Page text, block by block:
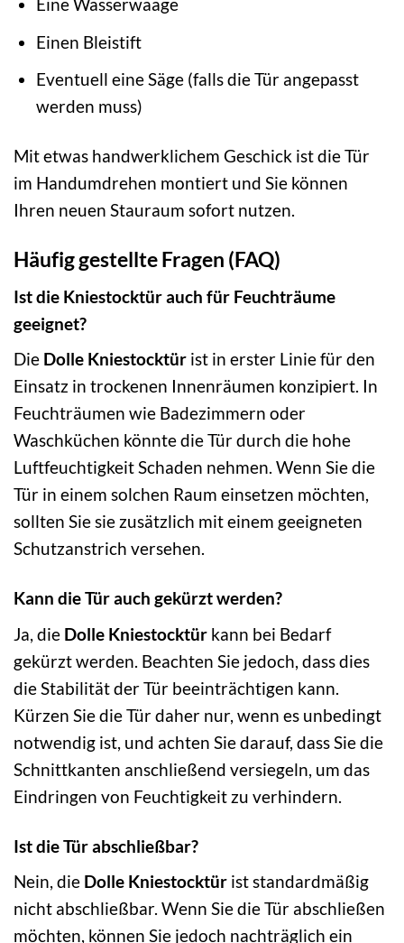
Eine Wasserwaage
Einen Bleistift
Eventuell eine Säge (falls die Tür angepasst
werden muss)
Mit etwas handwerklichem Geschick ist die Tür
im Handumdrehen montiert und Sie können
Ihren neuen Stauraum sofort nutzen.
Häufig gestellte Fragen (FAQ)
Ist die Kniestocktür auch für Feuchträume
geeignet?
Die Dolle Kniestocktür ist in erster Linie für den
Einsatz in trockenen Innenräumen konzipiert. In
Feuchträumen wie Badezimmern oder
Waschküchen könnte die Tür durch die hohe
Luftfeuchtigkeit Schaden nehmen. Wenn Sie die
Tür in einem solchen Raum einsetzen möchten,
sollten Sie sie zusätzlich mit einem geeigneten
Schutzanstrich versehen.
Kann die Tür auch gekürzt werden?
Ja, die Dolle Kniestocktür kann bei Bedarf
gekürzt werden. Beachten Sie jedoch, dass dies
die Stabilität der Tür beeinträchtigen kann.
Kürzen Sie die Tür daher nur, wenn es unbedingt
notwendig ist, und achten Sie darauf, dass Sie die
Schnittkanten anschließend versiegeln, um das
Eindringen von Feuchtigkeit zu verhindern.
Ist die Tür abschließbar?
Nein, die Dolle Kniestocktür ist standardmäßig
nicht abschließbar. Wenn Sie die Tür abschließen
möchten, können Sie jedoch nachträglich ein